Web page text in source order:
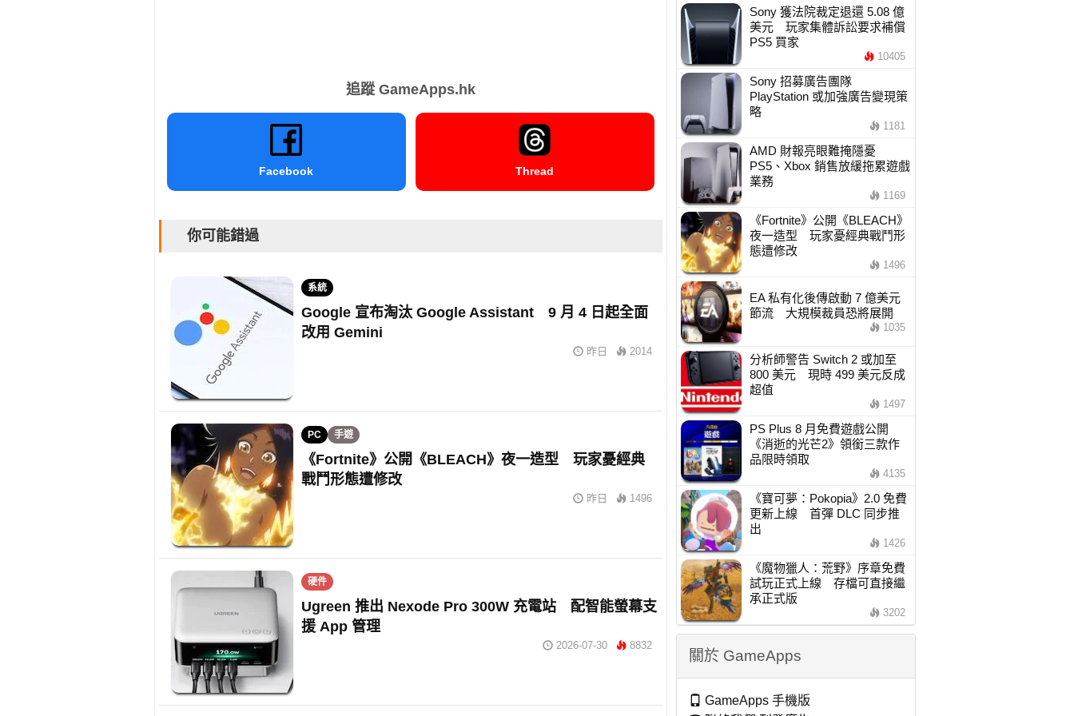
追蹤 GameApps.hk
Facebook Thread
你可能錯過
系統
Google 宣布淘汰 Google Assistant 9 月 4 日起全面
改用 Gemini
昨日 2014
PC 手遊
《Fortnite》公開《BLEACH》夜一造型 玩家憂經典
戰鬥形態遭修改
昨日 1496
硬件
Ugreen 推出 Nexode Pro 300W 充電站 配智能螢幕支
援 App 管理
2026-07-30 8832
Sony 獲法院裁定退還 5.08 億
美元 玩家集體訴訟要求補償
PS5 買家
10405
Sony 招募廣告團隊
PlayStation 或加強廣告變現策
略
1181
AMD 財報亮眼難掩隱憂
PS5、Xbox 銷售放緩拖累遊戲
業務
1169
《Fortnite》公開《BLEACH》
夜一造型 玩家憂經典戰鬥形
態遭修改
1496
EA 私有化後傳啟動 7 億美元
節流 大規模裁員恐將展開
1035
分析師警告 Switch 2 或加至
800 美元 現時 499 美元反成
超值
1497
PS Plus 8 月免費遊戲公開
《消逝的光芒2》領銜三款作
品限時領取
4135
《寶可夢：Pokopia》2.0 免費
更新上線 首彈 DLC 同步推
出
1426
《魔物獵人：荒野》序章免費
試玩正式上線 存檔可直接繼
承正式版
3202
關於 GameApps
GameApps 手機版